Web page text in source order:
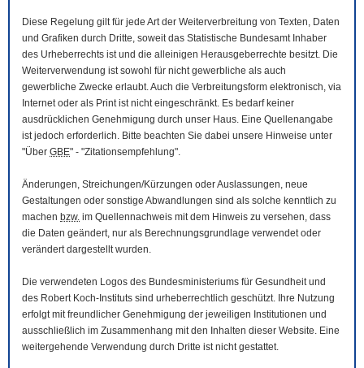
Diese Regelung gilt für jede Art der Weiterverbreitung von Texten, Daten
und Grafiken durch Dritte, soweit das Statistische Bundesamt Inhaber
des Urheberrechts ist und die alleinigen Herausgeberrechte besitzt. Die
Weiterverwendung ist sowohl für nicht gewerbliche als auch
gewerbliche Zwecke erlaubt. Auch die Verbreitungsform elektronisch, via
Internet oder als Print ist nicht eingeschränkt. Es bedarf keiner
ausdrücklichen Genehmigung durch unser Haus. Eine Quellenangabe
ist jedoch erforderlich. Bitte beachten Sie dabei unsere Hinweise unter
"Über GBE" - "Zitationsempfehlung".
Änderungen, Streichungen/Kürzungen oder Auslassungen, neue
Gestaltungen oder sonstige Abwandlungen sind als solche kenntlich zu
machen bzw. im Quellennachweis mit dem Hinweis zu versehen, dass
die Daten geändert, nur als Berechnungsgrundlage verwendet oder
verändert dargestellt wurden.
Die verwendeten Logos des Bundesministeriums für Gesundheit und
des Robert Koch-Instituts sind urheberrechtlich geschützt. Ihre Nutzung
erfolgt mit freundlicher Genehmigung der jeweiligen Institutionen und
ausschließlich im Zusammenhang mit den Inhalten dieser Website. Eine
weitergehende Verwendung durch Dritte ist nicht gestattet.